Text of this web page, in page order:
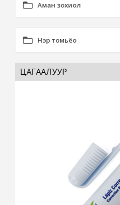
Аман зохиол
Нэр томьёо
ЦАГААЛУУР